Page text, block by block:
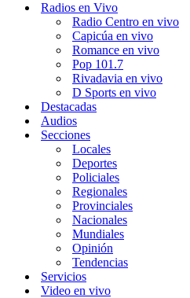
Radios en Vivo
Radio Centro en vivo
Capicúa en vivo
Romance en vivo
Pop 101.7
Rivadavia en vivo
D Sports en vivo
Destacadas
Audios
Secciones
Locales
Deportes
Policiales
Regionales
Provinciales
Nacionales
Mundiales
Opinión
Tendencias
Servicios
Video en vivo